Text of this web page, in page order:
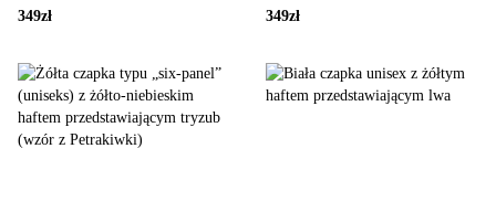
haftem przedstawiającym tryzub
349zł
żółto-niebieskim haftem
349zł